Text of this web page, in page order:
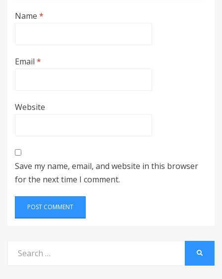
Name *
Email *
Website
Save my name, email, and website in this browser
for the next time I comment.
for: